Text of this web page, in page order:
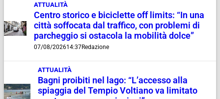
ATTUALITÀ
Centro storico e biciclette off limits: “In una
città soffocata dal traffico, con problemi di
parcheggio si ostacola la mobilità dolce”
07/08/202614:37Redazione
ATTUALITÀ
Bagni proibiti nel lago: “L’accesso alla
spiaggia del Tempio Voltiano va limitato